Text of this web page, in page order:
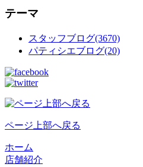
テーマ
スタッフブログ(3670)
パティシエブログ(20)
ページ上部へ戻る
ホーム
店舗紹介